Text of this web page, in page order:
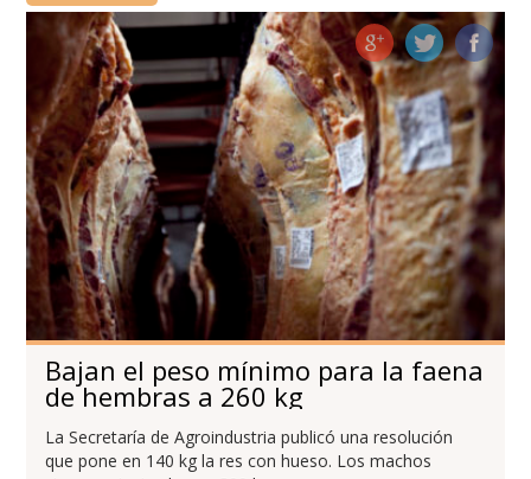
Bajan el peso mínimo para la faena
de hembras a 260 kg
La Secretaría de Agroindustria publicó una resolución
que pone en 140 kg la res con hueso. Los machos